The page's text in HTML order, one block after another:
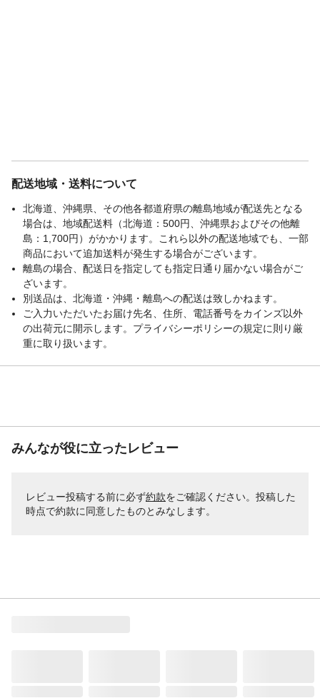
配送地域・送料について
北海道、沖縄県、その他各都道府県の離島地域が配送先となる
場合は、地域配送料（北海道：500円、沖縄県およびその他離
島：1,700円）がかかります。これら以外の配送地域でも、一部
商品において追加送料が発生する場合がございます。
離島の場合、配送日を指定しても指定日通り届かない場合がご
ざいます。
別送品は、北海道・沖縄・離島への配送は致しかねます。
ご入力いただいたお届け先名、住所、電話番号をカインズ以外
の出荷元に開示します。プライバシーポリシーの規定に則り厳
重に取り扱います。
みんなが役に立ったレビュー
レビュー投稿する前に必ず約款をご確認ください。投稿した
時点で約款に同意したものとみなします。